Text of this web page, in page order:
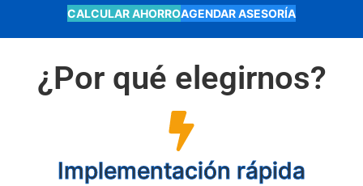
CALCULAR AHORROAGENDAR ASESORÍA
¿Por qué elegirnos?
Implementación rápida